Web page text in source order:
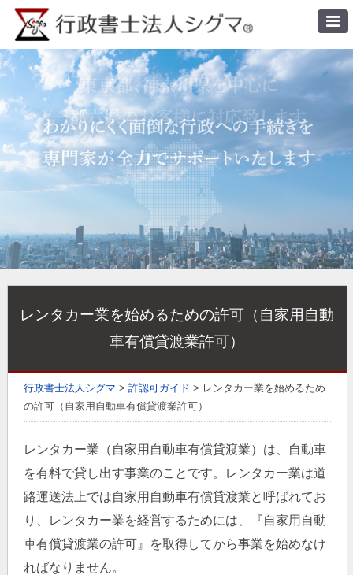
レンタカー業を始めるための許可（自家用自動
車有償貸渡業許可）
行政書士法人シグマ > 許認可ガイド > レンタカー業を始めるため
の許可（自家用自動車有償貸渡業許可）
レンタカー業（自家用自動車有償貸渡業）は、自動車
を有料で貸し出す事業のことです。レンタカー業は道
路運送法上では自家用自動車有償貸渡業と呼ばれてお
り、レンタカー業を経営するためには、『自家用自動
車有償貸渡業の許可』を取得してから事業を始めなけ
ればなりません。